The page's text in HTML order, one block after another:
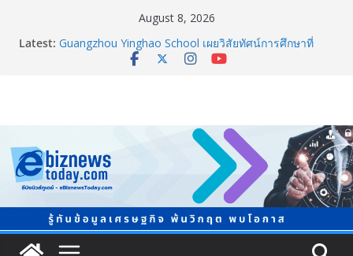
August 8, 2026
Latest: Guangzhou Yinghao School เผยวิสัยทัศน์การศึกษาที่
พร้อมรับอนาคต
วัยอันควร ทำสูญเสียทางเศรษฐกิจมหาศาล 1.6 ล้านล้าน
ภาครัฐ-เอกชนจับมือสัมมนาใหญ่ ยกระดับอุตสาหกรรมเซ
รามิกไทยสู่สากล พร้อมชวนผู้ประกอบไทยร่วมงาน
“Ceramics Vietnam & Stone Vietnam 2026”
อลิอันซ์ อยุธยา ส่งเสริมคนไทยเตรียมพร้อมรับมือวิกฤต
เปิดพื้นที่ “Level Up the Care by Allianz Ayudhya
นิทรรศการยกระดับ…ความเป็นห่วง” ในงาน Hug
HeartYai